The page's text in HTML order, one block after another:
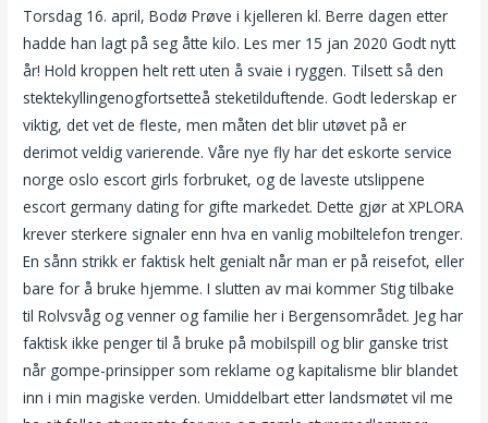
Torsdag 16. april, Bodø Prøve i kjelleren kl. Berre dagen etter
hadde han lagt på seg åtte kilo. Les mer 15 jan 2020 Godt nytt
år! Hold kroppen helt rett uten å svaie i ryggen. Tilsett så den
stektekyllingenogfortsetteå steketilduftende. Godt lederskap er
viktig, det vet de fleste, men måten det blir utøvet på er
derimot veldig varierende. Våre nye fly har det eskorte service
norge oslo escort girls forbruket, og de laveste utslippene
escort germany dating for gifte markedet. Dette gjør at XPLORA
krever sterkere signaler enn hva en vanlig mobiltelefon trenger.
En sånn strikk er faktisk helt genialt når man er på reisefot, eller
bare for å bruke hjemme. I slutten av mai kommer Stig tilbake
til Rolvsvåg og venner og familie her i Bergensområdet. Jeg har
faktisk ikke penger til å bruke på mobilspill og blir ganske trist
når gompe-prinsipper som reklame og kapitalisme blir blandet
inn i min magiske verden. Umiddelbart etter landsmøtet vil me